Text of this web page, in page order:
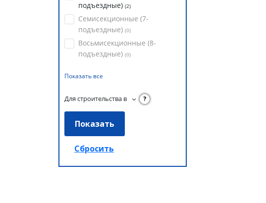
подъездные) (2)
Семисекционные (7-
подъездные) (0)
Восьмисекционные (8-
подъездные) (0)
Показать все
Для строительства в ?